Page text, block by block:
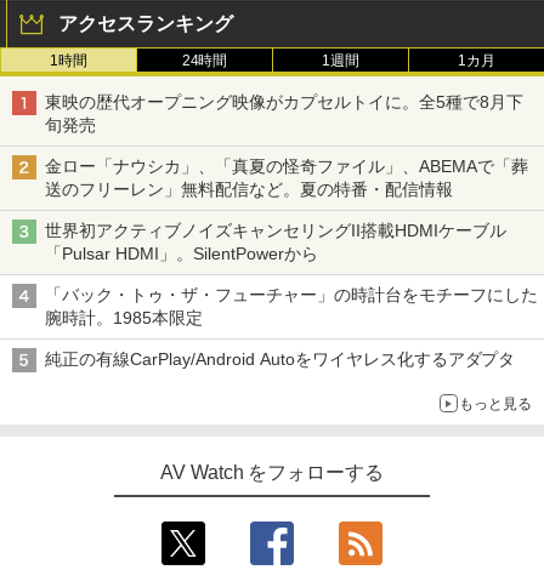
アクセスランキング
1時間 24時間 1週間 1カ月
東映の歴代オープニング映像がカプセルトイに。全5種で8月下
旬発売
金ロー「ナウシカ」、「真夏の怪奇ファイル」、ABEMAで「葬
送のフリーレン」無料配信など。夏の特番・配信情報
世界初アクティブノイズキャンセリングII搭載HDMIケーブル
「Pulsar HDMI」。SilentPowerから
「バック・トゥ・ザ・フューチャー」の時計台をモチーフにした
腕時計。1985本限定
純正の有線CarPlay/Android Autoをワイヤレス化するアダプタ
もっと見る
AV Watch をフォローする